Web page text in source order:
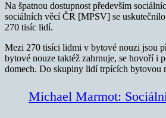
Na špatnou dostupnost především
sociálních věcí ČR [MPSV] se
270 tisíc lidí.
Mezi 270 tisíci lidmi v bytové nouzi jsou
bytové nouze taktéž zahrnuje, se hovoří i
domech. Do skupiny lidí trpících bytovou
Michael Marmot: